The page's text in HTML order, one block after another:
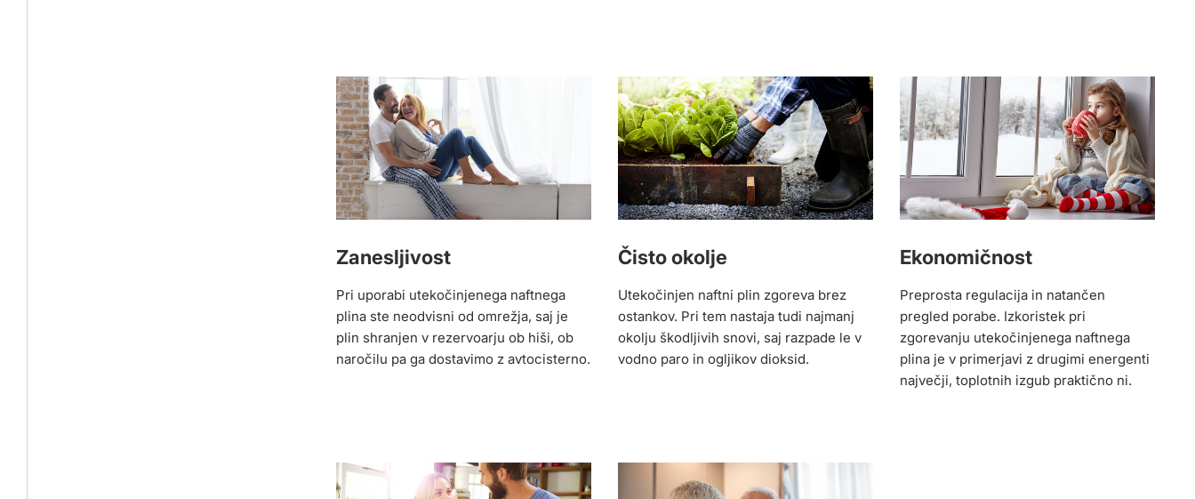
Zanesljivost
Pri uporabi utekočinjenega naftnega
plina ste neodvisni od omrežja, saj je
plin shranjen v rezervoarju ob hiši, ob
naročilu pa ga dostavimo z avtocisterno.
Čisto okolje
Utekočinjen naftni plin zgoreva brez
ostankov. Pri tem nastaja tudi najmanj
okolju škodljivih snovi, saj razpade le v
vodno paro in ogljikov dioksid.
Ekonomičnost
Preprosta regulacija in natančen
pregled porabe. Izkoristek pri
zgorevanju utekočinjenega naftnega
plina je v primerjavi z drugimi energenti
največji, toplotnih izgub praktično ni.